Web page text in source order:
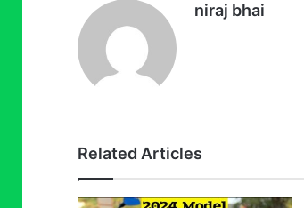
niraj bhai
Related Articles